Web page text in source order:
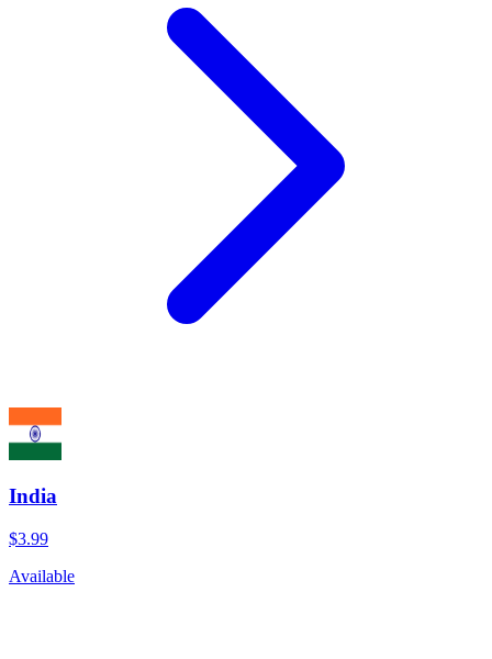
India
$3.99
Available